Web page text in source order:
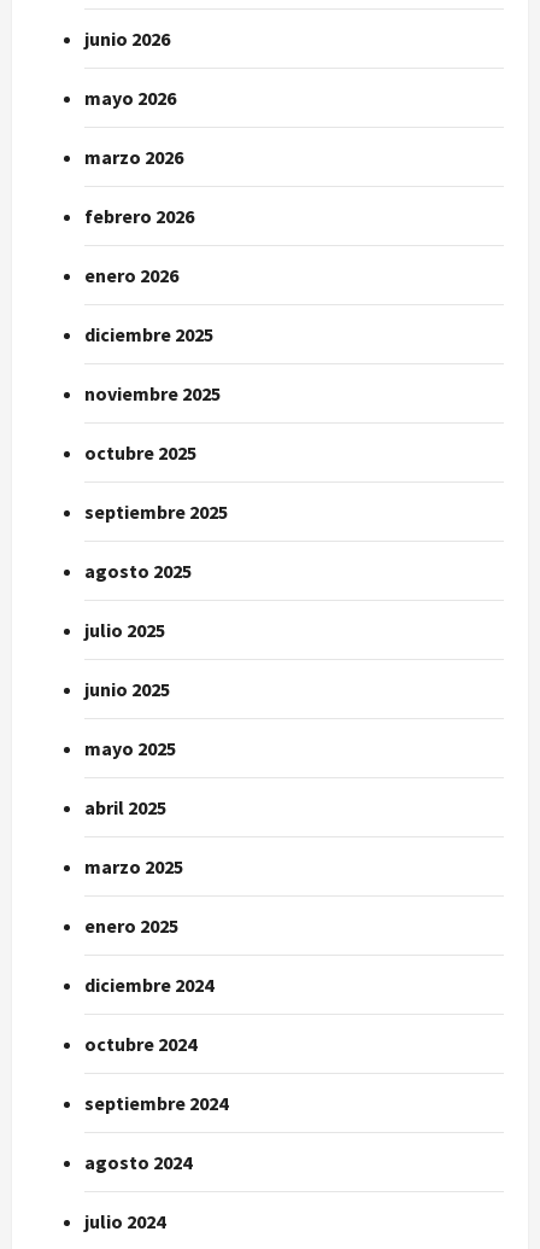
junio 2026
mayo 2026
marzo 2026
febrero 2026
enero 2026
diciembre 2025
noviembre 2025
octubre 2025
septiembre 2025
agosto 2025
julio 2025
junio 2025
mayo 2025
abril 2025
marzo 2025
enero 2025
diciembre 2024
octubre 2024
septiembre 2024
agosto 2024
julio 2024